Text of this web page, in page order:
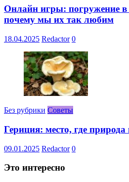
Онлайн игры: погружение
почему мы их так любим
18.04.2025 Redactor 0
Без рубрики Советы
Гериция: место, где природа
09.01.2025 Redactor 0
Это интересно